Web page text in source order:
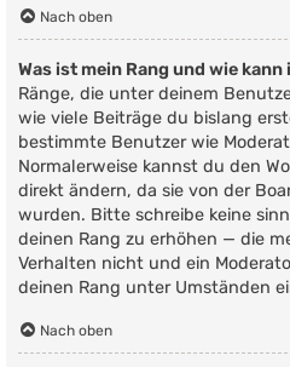
Nach oben
Was ist mein Rang und wie
Ränge, die unter deinem
wie viele Beiträge du bislang
bestimmte Benutzer wie
Normalerweise kannst du den
direkt ändern, da sie von der
wurden. Bitte schreibe keine
deinen Rang zu erhöhen — die
Verhalten nicht und ein
deinen Rang unter Umständen
Nach oben